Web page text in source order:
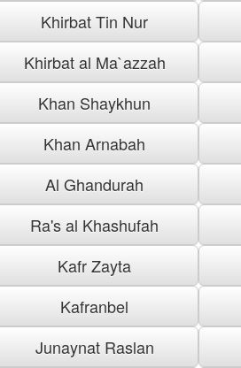
Khirbat Tin Nur
Khirbat al Ma`azzah
Khan Shaykhun
Khan Arnabah
Al Ghandurah
Ra's al Khashufah
Kafr Zayta
Kafranbel
Junaynat Raslan